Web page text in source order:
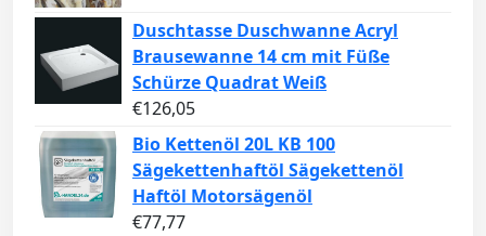
Duschtasse Duschwanne Acryl
Brausewanne 14 cm mit Füße
Schürze Quadrat Weiß
€126,05
Bio Kettenöl 20L KB 100
Sägekettenhaftöl Sägekettenöl
Haftöl Motorsägenöl
€77,77